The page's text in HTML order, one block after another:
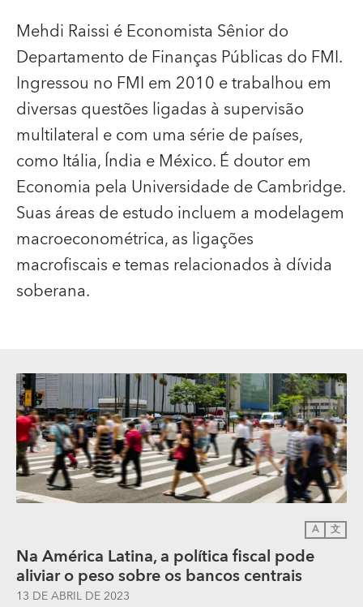
Mehdi Raissi é Economista Sênior do
Departamento de Finanças Públicas do FMI.
Ingressou no FMI em 2010 e trabalhou em
diversas questões ligadas à supervisão
multilateral e com uma série de países,
como Itália, Índia e México. É doutor em
Economia pela Universidade de Cambridge.
Suas áreas de estudo incluem a modelagem
macroeconométrica, as ligações
macrofiscais e temas relacionados à dívida
soberana.
A 文
Na América Latina, a política fiscal pode
aliviar o peso sobre os bancos centrais
13 DE ABRIL DE 2023